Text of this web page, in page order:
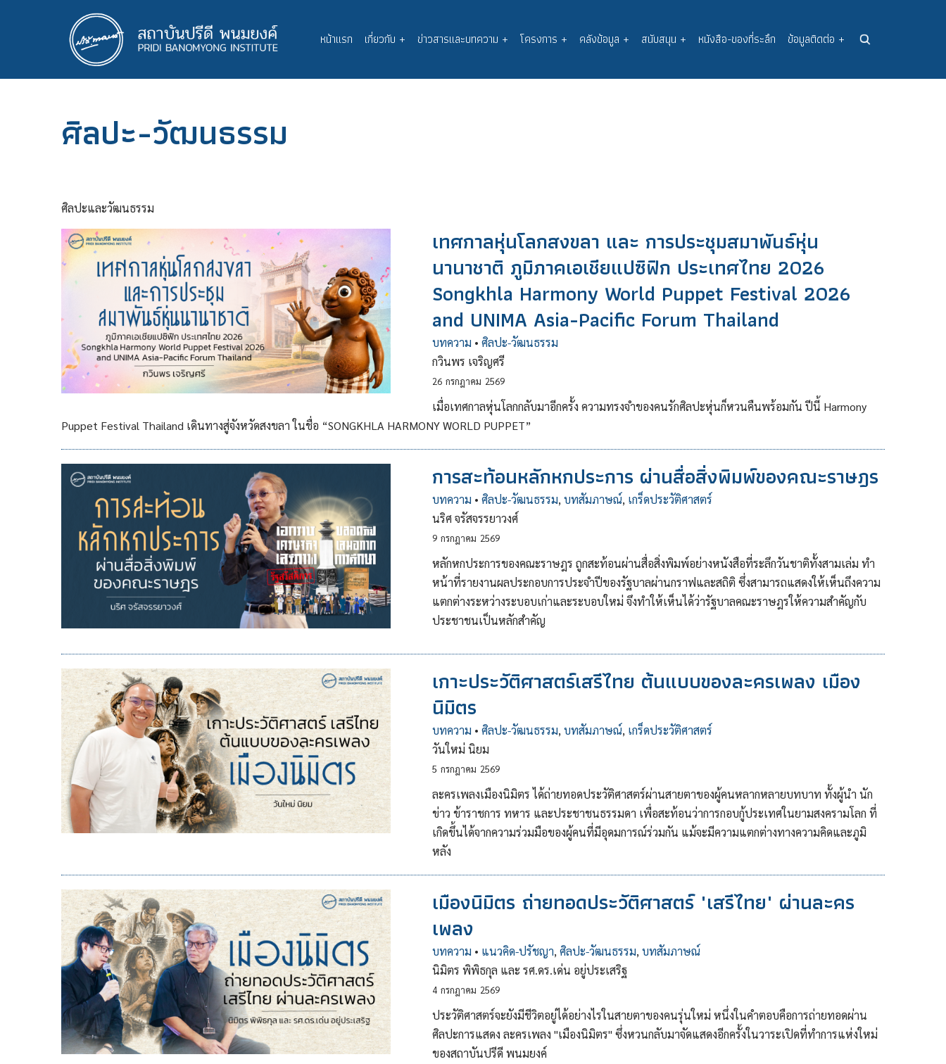
Main
navigation
หน้าแรก เกี่ยวกับ + ข่าวสารและบทความ + โครงการ + คลังข้อมูล + สนับสนุน + หนังสือ-ของที่ระลึก ข้อมูลติดต่อ +
ศิลปะ-วัฒนธรรม
ศิลปะและวัฒนธรรม
เทศกาลหุ่นโลกสงขลา และ การประชุมสมาพันธ์หุ่น
นานาชาติ ภูมิภาคเอเชียแปซิฟิก ประเทศไทย 2026
Songkhla Harmony World Puppet Festival 2026
and UNIMA Asia-Pacific Forum Thailand
บทความ • ศิลปะ-วัฒนธรรม
กวินพร เจริญศรี
26 กรกฎาคม 2569
เมื่อเทศกาลหุ่นโลกกลับมาอีกครั้ง ความทรงจำของคนรักศิลปะหุ่นก็หวนคืนพร้อมกัน ปีนี้ Harmony
Puppet Festival Thailand เดินทางสู่จังหวัดสงขลา ในชื่อ “SONGKHLA HARMONY WORLD PUPPET”
การสะท้อนหลักหกประการ ผ่านสื่อสิ่งพิมพ์ของคณะราษฎร
บทความ • ศิลปะ-วัฒนธรรม, บทสัมภาษณ์, เกร็ดประวัติศาสตร์
นริศ จรัสจรรยาวงศ์
9 กรกฎาคม 2569
หลักหกประการของคณะราษฎร ถูกสะท้อนผ่านสื่อสิ่งพิมพ์อย่างหนังสือที่ระลึกวันชาติทั้งสามเล่ม ทำ
หน้าที่รายงานผลประกอบการประจำปีของรัฐบาลผ่านกราฟและสถิติ ซึ่งสามารถแสดงให้เห็นถึงความ
แตกต่างระหว่างระบอบเก่าและระบอบใหม่ จึงทำให้เห็นได้ว่ารัฐบาลคณะราษฎรให้ความสำคัญกับ
ประชาชนเป็นหลักสำคัญ
เกาะประวัติศาสตร์เสรีไทย ต้นแบบของละครเพลง เมือง
นิมิตร
บทความ • ศิลปะ-วัฒนธรรม, บทสัมภาษณ์, เกร็ดประวัติศาสตร์
วันใหม่ นิยม
5 กรกฎาคม 2569
ละครเพลงเมืองนิมิตร ได้ถ่ายทอดประวัติศาสตร์ผ่านสายตาของผู้คนหลากหลายบทบาท ทั้งผู้นำ นัก
ข่าว ข้าราชการ ทหาร และประชาชนธรรมดา เพื่อสะท้อนว่าการกอบกู้ประเทศในยามสงครามโลก ที่
เกิดขึ้นได้จากความร่วมมือของผู้คนที่มีอุดมการณ์ร่วมกัน แม้จะมีความแตกต่างทางความคิดและภูมิ
หลัง
เมืองนิมิตร ถ่ายทอดประวัติศาสตร์ "เสรีไทย" ผ่านละคร
เพลง
บทความ • แนวคิด-ปรัชญา, ศิลปะ-วัฒนธรรม, บทสัมภาษณ์
นิมิตร พิพิธกุล และ รศ.ดร.เด่น อยู่ประเสริฐ
4 กรกฎาคม 2569
ประวัติศาสตร์จะยังมีชีวิตอยู่ได้อย่างไรในสายตาของคนรุ่นใหม่ หนึ่งในคำตอบคือการถ่ายทอดผ่าน
ศิลปะการแสดง ละครเพลง "เมืองนิมิตร" ซึ่งหวนกลับมาจัดแสดงอีกครั้งในวาระเปิดที่ทำการแห่งใหม่
ของสถาบันปรีดี พนมยงค์